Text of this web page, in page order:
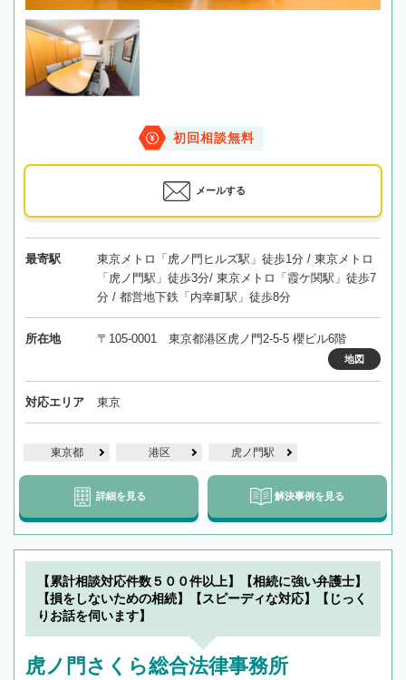
初回相談無料
メールする
最寄駅
東京メトロ「虎ノ門ヒルズ駅」徒歩1分 / 東京メトロ
「虎ノ門駅」徒歩3分/ 東京メトロ「霞ケ関駅」徒歩7
分 / 都営地下鉄「内幸町駅」徒歩8分
所在地 〒105-0001 東京都港区虎ノ門2-5-5 櫻ビル6階
地図
対応エリア 東京
東京都 港区 虎ノ門駅
詳細を見る 解決事例を見る
【累計相談対応件数５００件以上】【相続に強い弁護士】
【損をしないための相続】【スピーディな対応】【じっく
りお話を伺います】
虎ノ門さくら総合法律事務所